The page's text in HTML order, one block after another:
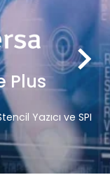
Plus
Yazıcı ve SPI